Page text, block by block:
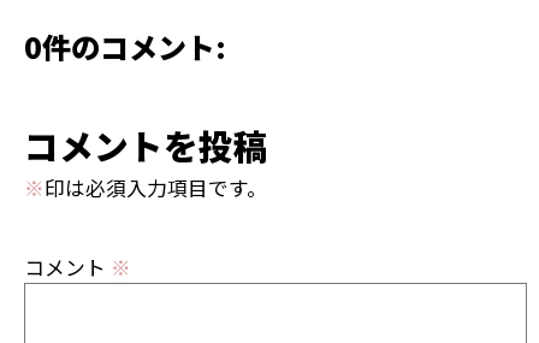
0件のコメント:
コメントを投稿
※印は必須入力項目です。
コメント ※